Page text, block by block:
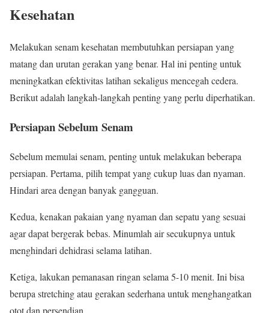
Kesehatan
Melakukan senam kesehatan membutuhkan persiapan yang
matang dan urutan gerakan yang benar. Hal ini penting untuk
meningkatkan efektivitas latihan sekaligus mencegah cedera.
Berikut adalah langkah-langkah penting yang perlu diperhatikan.
Persiapan Sebelum Senam
Sebelum memulai senam, penting untuk melakukan beberapa
persiapan. Pertama, pilih tempat yang cukup luas dan nyaman.
Hindari area dengan banyak gangguan.
Kedua, kenakan pakaian yang nyaman dan sepatu yang sesuai
agar dapat bergerak bebas. Minumlah air secukupnya untuk
menghindari dehidrasi selama latihan.
Ketiga, lakukan pemanasan ringan selama 5-10 menit. Ini bisa
berupa stretching atau gerakan sederhana untuk menghangatkan
otot dan persendian.